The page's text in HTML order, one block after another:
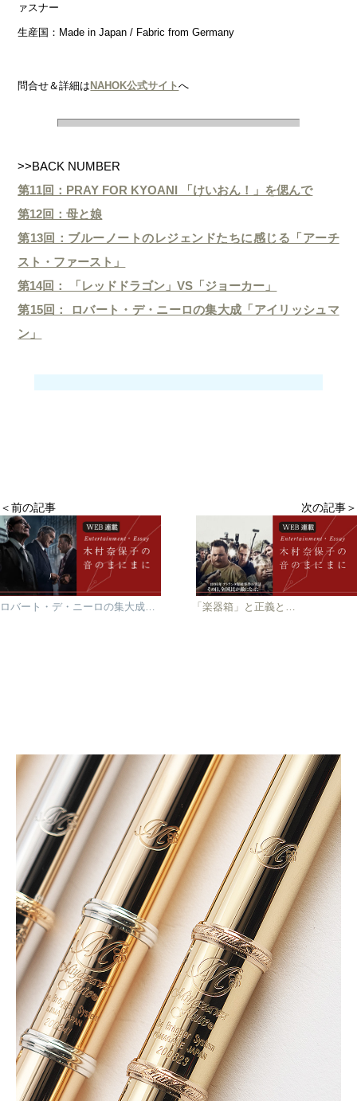
ァスナー
生産国：Made in Japan / Fabric from Germany
問合せ＆詳細は NAHOK公式サイトへ
>>BACK NUMBER
第11回：PRAY FOR KYOANI 「けいおん！」を偲んで
第12回：母と娘
第13回：ブルーノートのレジェンドたちに感じる「アーチ
スト・ファースト」
第14回： 「レッドドラゴン」VS「ジョーカー」
第15回： ロバート・デ・ニーロの集大成「アイリッシュマ
ン」
＜前の記事 次の記事＞
「楽器箱」と正義と…